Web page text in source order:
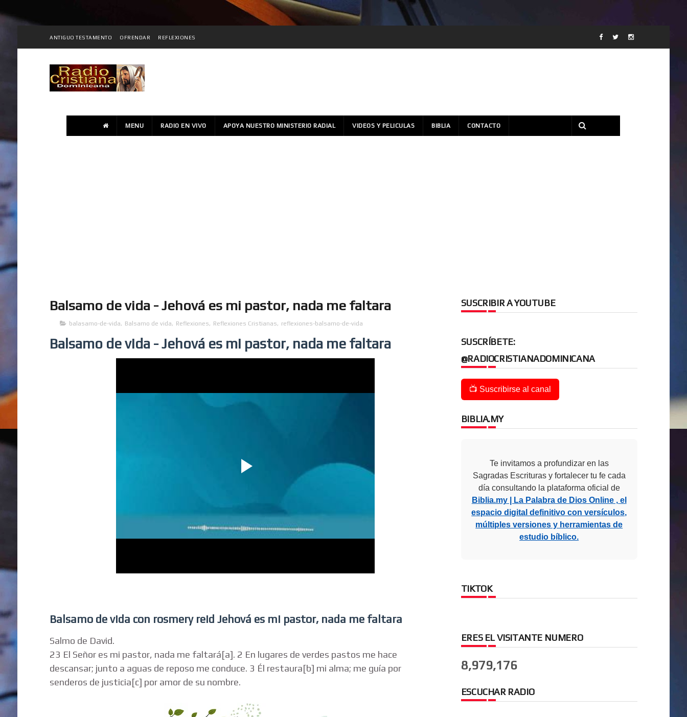
ANTIGUO TESTAMENTO OFRENDAR REFLEXIONES
MENU RADIO EN VIVO APOYA NUESTRO MINISTERIO RADIAL VIDEOS Y PELICULAS BIBLIA CONTACTO
Balsamo de vida - Jehová es mi pastor, nada me faltara
balasamo-de-vida, Balsamo de vida, Reflexiones, Reflexiones Cristianas, reflexiones-balsamo-de-vida
Balsamo de vida - Jehová es mi pastor, nada me faltara
Balsamo de vida con rosmery reid Jehová es mi pastor, nada me faltara
Salmo de David.
23 El Señor es mi pastor, nada me faltará[a]. 2 En lugares de verdes pastos me hace
descansar; junto a aguas de reposo me conduce. 3 Él restaura[b] mi alma; me guía por
senderos de justicia[c] por amor de su nombre.
SUSCRIBIR A YOUTUBE
SUSCRÍBETE:
@RADIOCRISTIANADOMINICANA
📺 Suscribirse al canal
BIBLIA.MY
Te invitamos a profundizar en las
Sagradas Escrituras y fortalecer tu fe cada
día consultando la plataforma oficial de
Biblia.my | La Palabra de Dios Online , el
espacio digital definitivo con versículos,
múltiples versiones y herramientas de
estudio bíblico.
TIKTOK
ERES EL VISITANTE NUMERO
8,979,176
ESCUCHAR RADIO